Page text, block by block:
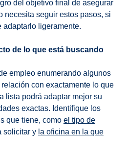
del objetivo final de asegurar
necesita seguir estos pasos, si
adaptarlo ligeramente.
de lo que está buscando
empleo enumerando algunos
con exactamente lo que
lista podrá adaptar mejor su
exactas. Identifique los
que tiene, como el tipo de
solicitar y la oficina en la que